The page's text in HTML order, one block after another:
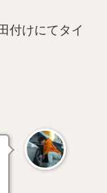
付けにてタイ